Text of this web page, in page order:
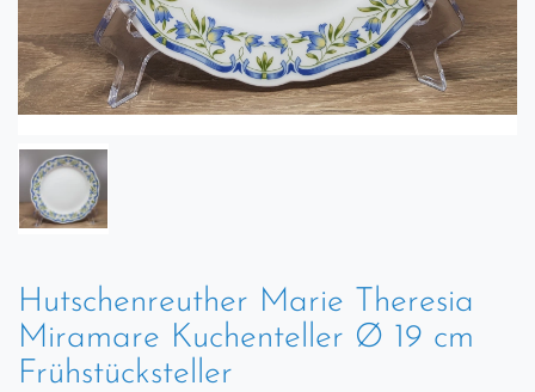
Hutschenreuther Marie Theresia
Miramare Kuchenteller Ø 19 cm
Frühstücksteller